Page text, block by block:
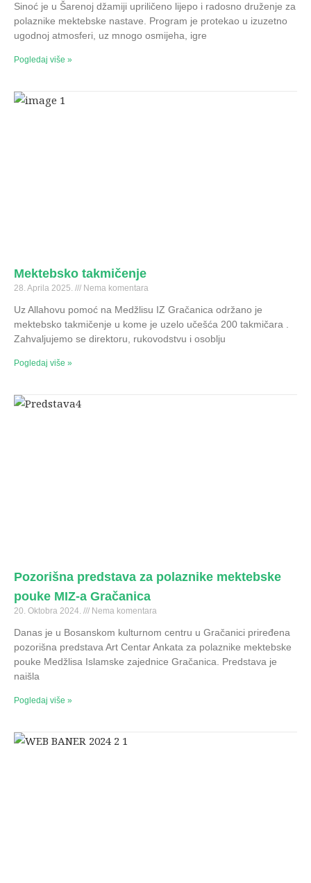
Sinoć je u Šarenoj džamiji upriličeno lijepo i radosno druženje za
polaznike mektebske nastave. Program je protekao u izuzetno
ugodnoj atmosferi, uz mnogo osmijeha, igre
Pogledaj više »
Mektebsko takmičenje
28. Aprila 2025. Nema komentara
Uz Allahovu pomoć na Medžlisu IZ Gračanica održano je
mektebsko takmičenje u kome je uzelo učešća 200 takmičara .
Zahvaljujemo se direktoru, rukovodstvu i osoblju
Pogledaj više »
Pozorišna predstava za polaznike mektebske
pouke MIZ-a Gračanica
20. Oktobra 2024. Nema komentara
Danas je u Bosanskom kulturnom centru u Gračanici priređena
pozorišna predstava Art Centar Ankata za polaznike mektebske
pouke Medžlisa Islamske zajednice Gračanica. Predstava je
naišla
Pogledaj više »